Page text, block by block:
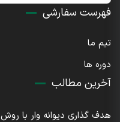
فهرست سفارشی
تیم ما
دوره ها
آخرین مطالب
هدف گذاری دیوانه وار با روش DUMB – صد در صد تضمینی